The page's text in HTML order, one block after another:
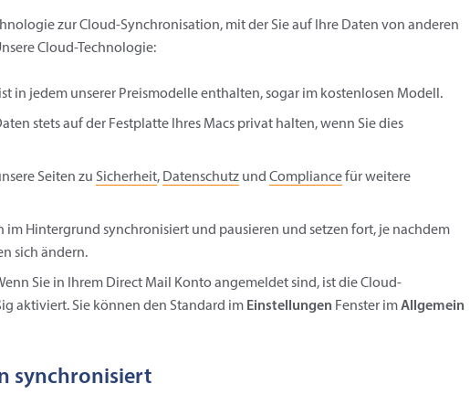
zur Cloud-Synchronisation, mit der Sie auf Ihre Daten von anderen
Cloud-Technologie:
in jedem unserer Preismodelle enthalten, sogar im kostenlosen Modell.
stets auf der Festplatte Ihres Macs privat halten, wenn Sie dies
Seiten zu Sicherheit, Datenschutzund Compliancefür weitere
im Hintergrund synchronisiert und pausieren und setzen fort, je nachdem
sich ändern.
Sie in Ihrem Direct Mail Konto angemeldet sind, ist die Cloud-
aktiviert. Sie können den Standard im Einstellungen Fenster imAllgemein
synchronisiert